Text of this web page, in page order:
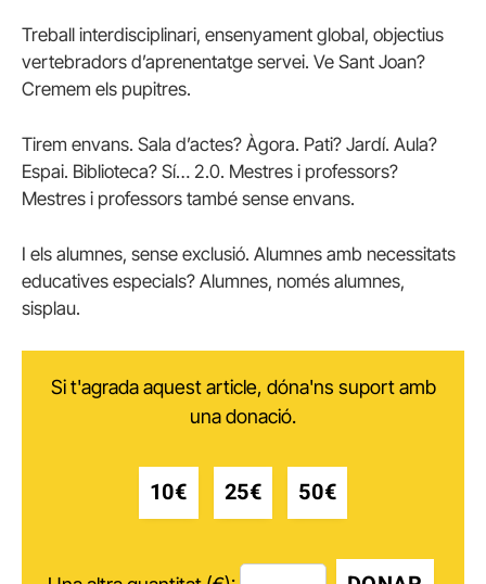
Treball interdisciplinari, ensenyament global, objectius
vertebradors d’aprenentatge servei. Ve Sant Joan?
Cremem els pupitres.
Tirem envans. Sala d’actes? Àgora. Pati? Jardí. Aula?
Espai. Biblioteca? Sí… 2.0. Mestres i professors?
Mestres i professors també sense envans.
I els alumnes, sense exclusió. Alumnes amb necessitats
educatives especials? Alumnes, només alumnes,
sisplau.
Si t'agrada aquest article, dóna'ns suport amb
una donació.
10€ 25€ 50€